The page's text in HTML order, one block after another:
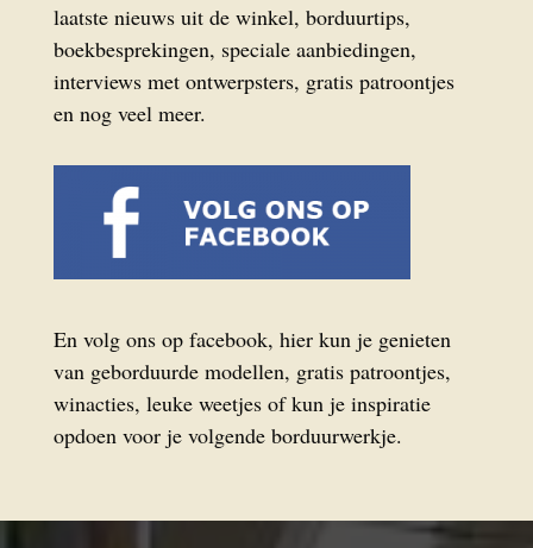
laatste nieuws uit de winkel, borduurtips,
boekbesprekingen, speciale aanbiedingen,
interviews met ontwerpsters, gratis patroontjes
en nog veel meer.
En volg ons op facebook, hier kun je genieten
van geborduurde modellen, gratis patroontjes,
winacties, leuke weetjes of kun je inspiratie
opdoen voor je volgende borduurwerkje.